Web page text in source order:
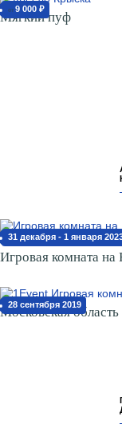
от 9 000 ₽
Мягкий пуф
31 декабря - 1 января
Игровая комната
28 сентября 2019
Московская область